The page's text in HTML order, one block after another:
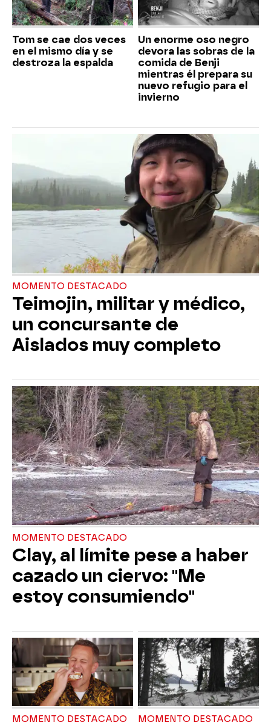
Tom se cae dos veces
en el mismo día y se
destroza la espalda
Un enorme oso negro
devora las sobras de la
comida de Benji
mientras él prepara su
nuevo refugio para el
invierno
MOMENTO DESTACADO
Teimojin, militar y médico,
un concursante de
Aislados muy completo
MOMENTO DESTACADO
Clay, al límite pese a haber
cazado un ciervo: "Me
estoy consumiendo"
MOMENTO DESTACADO MOMENTO DESTACADO